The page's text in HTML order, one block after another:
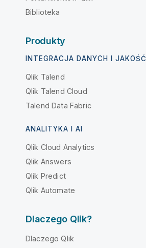
Biblioteka
Produkty
INTEGRACJA DANYCH I JAKOŚĆ
Qlik Talend
Qlik Talend Cloud
Talend Data Fabric
ANALITYKA I AI
Qlik Cloud Analytics
Qlik Answers
Qlik Predict
Qlik Automate
Dlaczego Qlik?
Dlaczego Qlik